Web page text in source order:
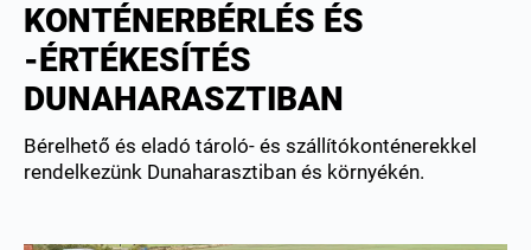
KONTÉNERBÉRLÉS ÉS
-ÉRTÉKESÍTÉS
DUNAHARASZTIBAN
Bérelhető és eladó tároló- és szállítókonténerekkel
rendelkezünk Dunaharasztiban és környékén.